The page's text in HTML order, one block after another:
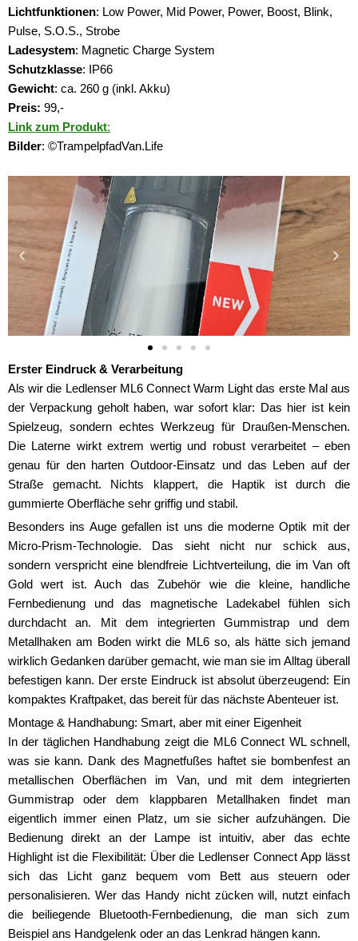
Lichtfunktionen: Low Power, Mid Power, Power, Boost, Blink,
Pulse, S.O.S., Strobe
Ladesystem: Magnetic Charge System
Schutzklasse: IP66
Gewicht: ca. 260 g (inkl. Akku)
Preis: 99,-
Link zum Produkt:
Bilder: ©TrampelpfadVan.Life
Erster Eindruck & Verarbeitung
Als wir die Ledlenser ML6 Connect Warm Light das erste Mal aus
der Verpackung geholt haben, war sofort klar: Das hier ist kein
Spielzeug, sondern echtes Werkzeug für Draußen-Menschen.
Die Laterne wirkt extrem wertig und robust verarbeitet – eben
genau für den harten Outdoor-Einsatz und das Leben auf der
Straße gemacht. Nichts klappert, die Haptik ist durch die
gummierte Oberfläche sehr griffig und stabil.
Besonders ins Auge gefallen ist uns die moderne Optik mit der
Micro-Prism-Technologie. Das sieht nicht nur schick aus,
sondern verspricht eine blendfreie Lichtverteilung, die im Van oft
Gold wert ist. Auch das Zubehör wie die kleine, handliche
Fernbedienung und das magnetische Ladekabel fühlen sich
durchdacht an. Mit dem integrierten Gummistrap und dem
Metallhaken am Boden wirkt die ML6 so, als hätte sich jemand
wirklich Gedanken darüber gemacht, wie man sie im Alltag überall
befestigen kann. Der erste Eindruck ist absolut überzeugend: Ein
kompaktes Kraftpaket, das bereit für das nächste Abenteuer ist.
Montage & Handhabung: Smart, aber mit einer Eigenheit
In der täglichen Handhabung zeigt die ML6 Connect WL schnell,
was sie kann. Dank des Magnetfußes haftet sie bombenfest an
metallischen Oberflächen im Van, und mit dem integrierten
Gummistrap oder dem klappbaren Metallhaken findet man
eigentlich immer einen Platz, um sie sicher aufzuhängen. Die
Bedienung direkt an der Lampe ist intuitiv, aber das echte
Highlight ist die Flexibilität: Über die Ledlenser Connect App lässt
sich das Licht ganz bequem vom Bett aus steuern oder
personalisieren. Wer das Handy nicht zücken will, nutzt einfach
die beiliegende Bluetooth-Fernbedienung, die man sich zum
Beispiel ans Handgelenk oder an das Lenkrad hängen kann.